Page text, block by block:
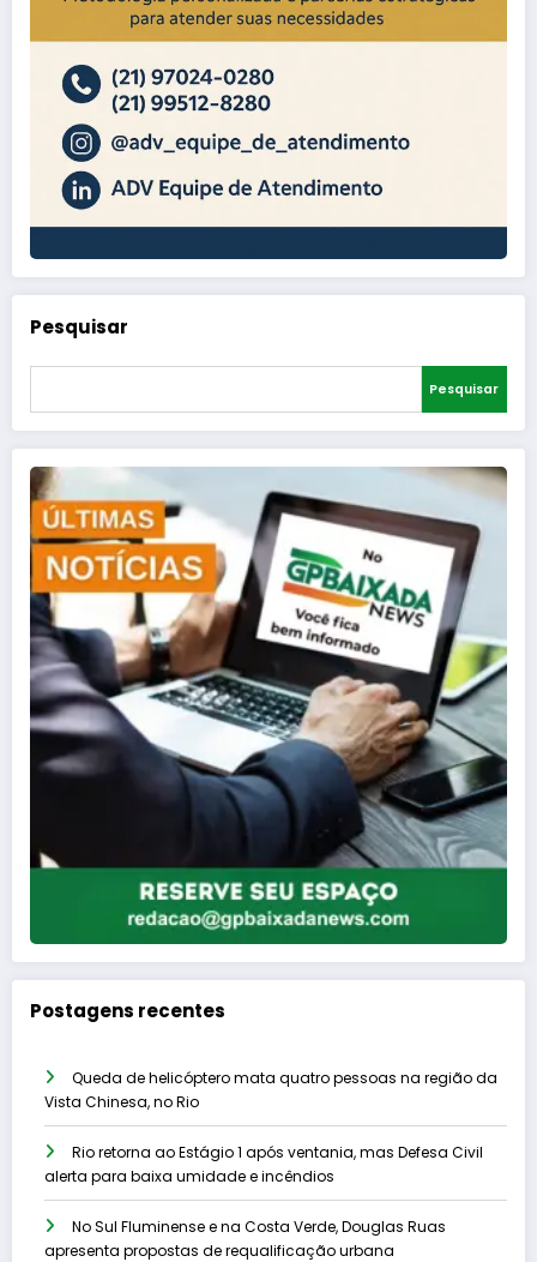
Pesquisar
Pesquisar
Postagens recentes
Queda de helicóptero mata quatro pessoas na região da
Vista Chinesa, no Rio
Rio retorna ao Estágio 1 após ventania, mas Defesa Civil
alerta para baixa umidade e incêndios
No Sul Fluminense e na Costa Verde, Douglas Ruas
apresenta propostas de requalificação urbana